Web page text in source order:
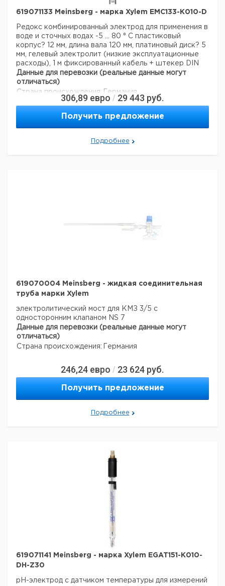
619071133 Meinsberg - марка Xylem EMC133-K010-D
Редокс комбинированный электрод для применения в
воде и сточных водах -5 ... 80 ° С пластиковый
корпус? 12 мм, длина вала 120 мм, платиновый диск? 5
мм, гелевый электролит (низкие эксплуатационные
расходы), 1 м фиксированный кабель + штекер DIN
Данные для перевозки (реальные данные могут
отличаться)
Страна происхождения: Германия
306,89 евро / 29 443 руб.
Получить предложение
Подробнее
619070004 Meinsberg - жидкая соединительная
труба марки Xylem
электролитический мост для КМЗ 3/5 с
односторонним клапаном NS 7
Данные для перевозки (реальные данные могут
отличаться)
Страна происхождения:
Германия
246,24 евро / 23 624 руб.
Получить предложение
Подробнее
619071141 Meinsberg - марка Xylem EGAT151-K010-
DH-Z30
pH-электрод с датчиком температуры для измерений